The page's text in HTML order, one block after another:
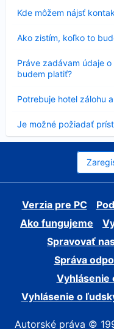
Kde môžem nájsť
sa
Ako zistím, koľko to
sa
Práve zadávam údaje
budem platiť?
sa
Potrebuje hotel zálohu
sa
Je možné požiadať
sa
Verzia pre PC
Ako fungujeme
Spravovať
Správa
Vyhlásenie
Vyhlásenie o
Autorské práva ©